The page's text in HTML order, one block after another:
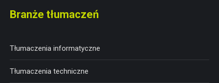
Branże tłumaczeń
Tłumaczenia informatyczne
Tłumaczenia techniczne